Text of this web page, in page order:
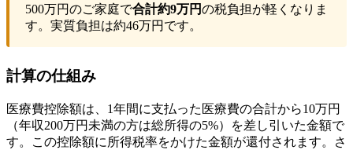
500万円のご家庭で合計約9万円の税負担が軽くなりま
す。実質負担は約46万円です。
計算の仕組み
医療費控除額は、1年間に支払った医療費の合計から10万円
（年収200万円未満の方は総所得の5%）を差し引いた金額で
す。この控除額に所得税率をかけた金額が還付されます。さ